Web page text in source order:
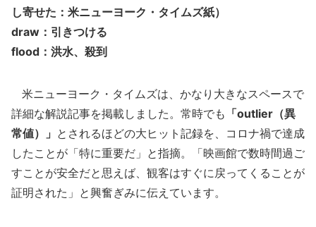
し寄せた：米ニューヨーク・タイムズ紙）
draw：引きつける
flood：洪水、殺到
米ニューヨーク・タイムズは、かなり大きなスペースで
詳細な解説記事を掲載しました。常時でも 「outlier（異
常値）」 とされるほどの大ヒット記録を、コロナ禍で達成
したことが「特に重要だ」と指摘。「映画館で数時間過ご
すことが安全だと思えば、観客はすぐに戻ってくることが
証明された」と興奮ぎみに伝えています。